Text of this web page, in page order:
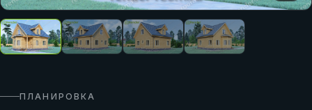
ПЛАНИРОВКА